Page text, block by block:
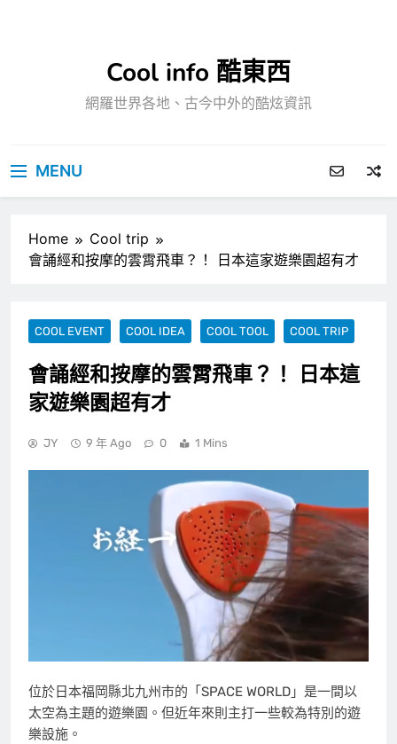
Cool info 酷東西
網羅世界各地、古今中外的酷炫資訊
MENU
Home
Cool trip
會誦經和按摩的雲霄飛車？！ 日本這家遊樂園超有才
COOL EVENT COOL IDEA COOL TOOL COOL TRIP
會誦經和按摩的雲霄飛車？！ 日本這
家遊樂園超有才
JY 9 年 Ago 0 1 Mins
位於日本福岡縣北九州市的「SPACE WORLD」是一間以
太空為主題的遊樂園。但近年來則主打一些較為特別的遊
樂設施。